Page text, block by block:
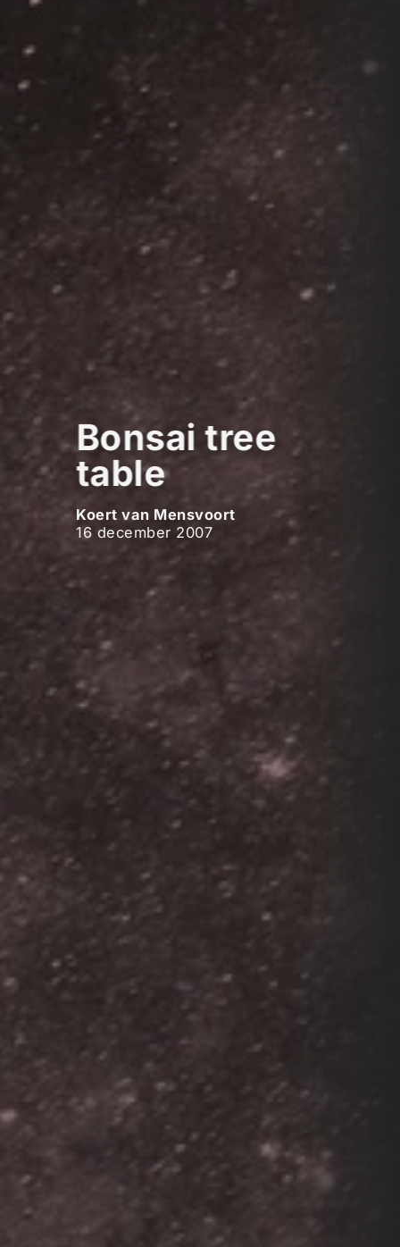
Bonsai tree
table
Koert van Mensvoort
16 december 2007